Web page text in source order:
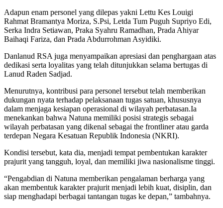
Adapun enam personel yang dilepas yakni Lettu Kes Louigi
Rahmat Bramantya Moriza, S.Psi, Letda Tum Puguh Supriyo Edi,
Serka Indra Setiawan, Praka Syahru Ramadhan, Prada Ahiyar
Baihaqi Fariza, dan Prada Abdurrohman Asyidiki.
Danlanud RSA juga menyampaikan apresiasi dan penghargaan atas
dedikasi serta loyalitas yang telah ditunjukkan selama bertugas di
Lanud Raden Sadjad.
Menurutnya, kontribusi para personel tersebut telah memberikan
dukungan nyata terhadap pelaksanaan tugas satuan, khususnya
dalam menjaga kesiapan operasional di wilayah perbatasan.Ia
menekankan bahwa Natuna memiliki posisi strategis sebagai
wilayah perbatasan yang dikenal sebagai the frontliner atau garda
terdepan Negara Kesatuan Republik Indonesia (NKRI).
Kondisi tersebut, kata dia, menjadi tempat pembentukan karakter
prajurit yang tangguh, loyal, dan memiliki jiwa nasionalisme tinggi.
“Pengabdian di Natuna memberikan pengalaman berharga yang
akan membentuk karakter prajurit menjadi lebih kuat, disiplin, dan
siap menghadapi berbagai tantangan tugas ke depan,” tambahnya.